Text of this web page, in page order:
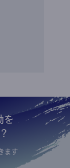
を
ます